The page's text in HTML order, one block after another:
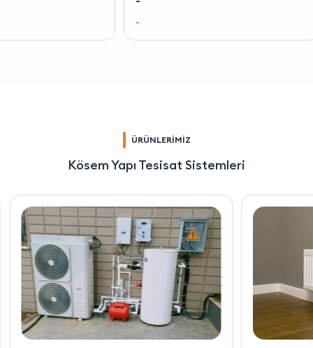
ÜRÜNLERİMİZ
Kösem Yapı Tesisat Sistemleri